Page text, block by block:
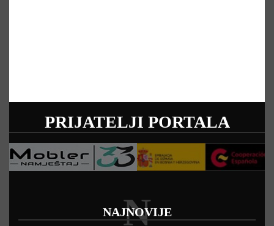
PRIJATELJI PORTALA
NAJNOVIJE
N